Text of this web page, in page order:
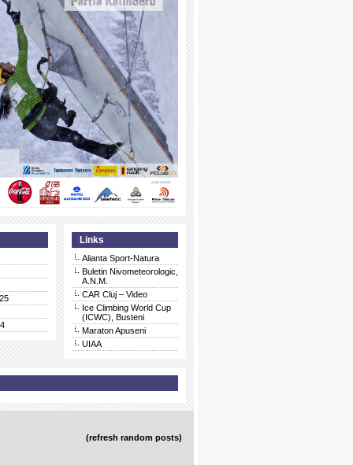
Links
Alianta Sport-Natura
Buletin Nivometeorologic,
A.N.M.
CAR Cluj – Video
Ice Climbing World Cup
(ICWC), Busteni
Maraton Apuseni
UIAA
(refresh random posts)